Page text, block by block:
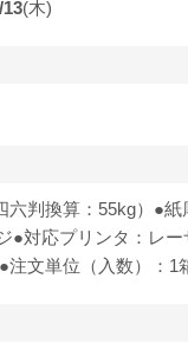
13(木)
六判換算：55kg）●紙
●対応プリンタ：レ
文単位（入数）：1